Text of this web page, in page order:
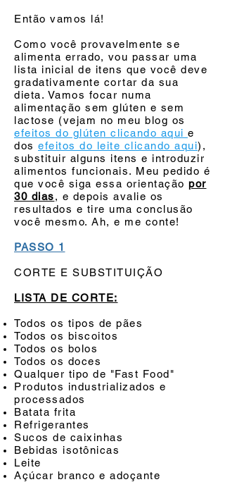
Então vamos lá!
Como você provavelmente se
alimenta errado, vou passar uma
lista inicial de itens que você deve
gradativamente cortar da sua
dieta. Vamos focar numa
alimentação sem glúten e sem
lactose (vejam no meu blog os
efeitos do glúten clicando aqui e
dos efeitos do leite clicando aqui),
substituir alguns itens e introduzir
alimentos funcionais. Meu pedido é
que você siga essa orientação por
30 dias, e depois avalie os
resultados e tire uma conclusão
você mesmo. Ah, e me conte!
PASSO 1
CORTE E SUBSTITUIÇÃO
LISTA DE CORTE:
Todos os tipos de pães
Todos os biscoitos
Todos os bolos
Todos os doces
Qualquer tipo de "Fast Food"
Produtos industrializados e
processados
Batata frita
Refrigerantes
Sucos de caixinhas
Bebidas isotônicas
Leite
Açúcar branco e adoçante